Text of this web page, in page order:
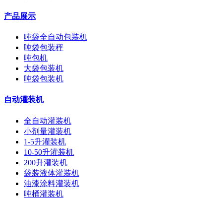
产品展示
吨袋全自动包装机
吨袋包装秤
吨包机
大袋包装机
吨袋包装机
自动灌装机
全自动灌装机
小剂量灌装机
1-5升灌装机
10-50升灌装机
200升灌装机
袋装液体灌装机
油漆涂料灌装机
吨桶灌装机